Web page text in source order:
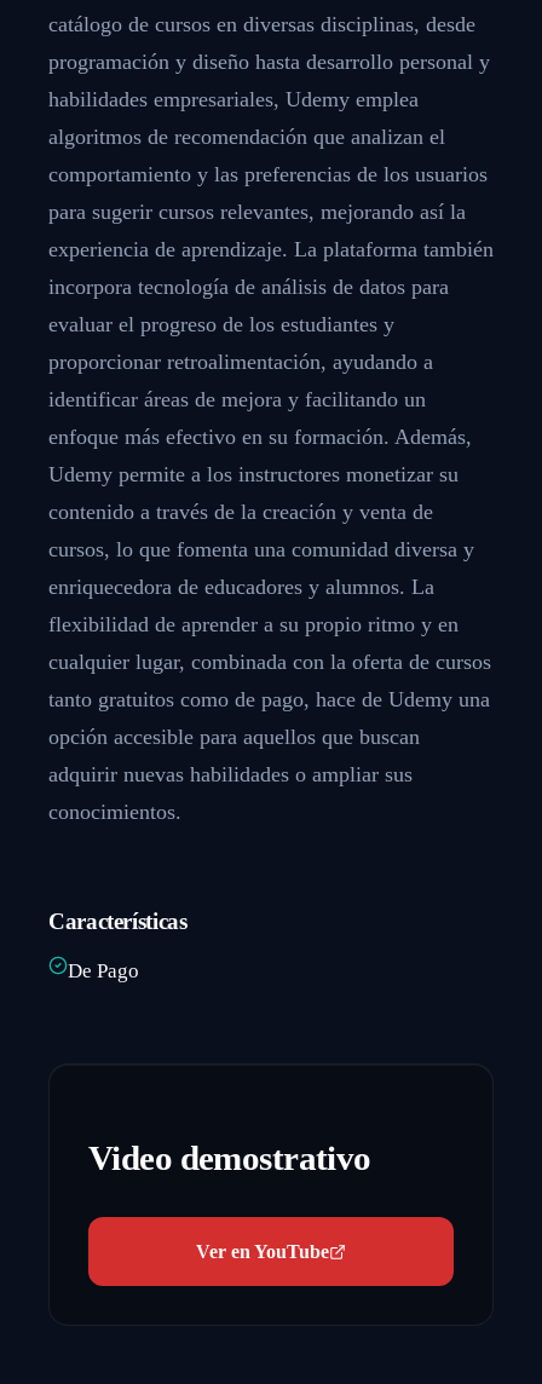
catálogo de cursos en diversas disciplinas, desde
programación y diseño hasta desarrollo personal y
habilidades empresariales, Udemy emplea
algoritmos de recomendación que analizan el
comportamiento y las preferencias de los usuarios
para sugerir cursos relevantes, mejorando así la
experiencia de aprendizaje. La plataforma también
incorpora tecnología de análisis de datos para
evaluar el progreso de los estudiantes y
proporcionar retroalimentación, ayudando a
identificar áreas de mejora y facilitando un
enfoque más efectivo en su formación. Además,
Udemy permite a los instructores monetizar su
contenido a través de la creación y venta de
cursos, lo que fomenta una comunidad diversa y
enriquecedora de educadores y alumnos. La
flexibilidad de aprender a su propio ritmo y en
cualquier lugar, combinada con la oferta de cursos
tanto gratuitos como de pago, hace de Udemy una
opción accesible para aquellos que buscan
adquirir nuevas habilidades o ampliar sus
conocimientos.
Características
De Pago
Video demostrativo
Ver en YouTube